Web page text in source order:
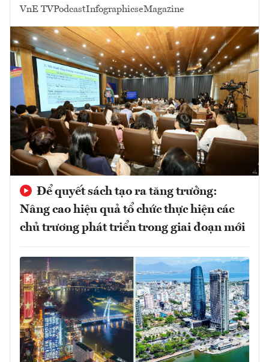
VnE TVPodcastInfographicseMagazine
Để quyết sách tạo ra tăng trưởng:
Nâng cao hiệu quả tổ chức thực hiện các
chủ trương phát triển trong giai đoạn mới